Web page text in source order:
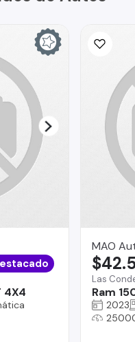
4X4
MAO
Las
Ram
2023